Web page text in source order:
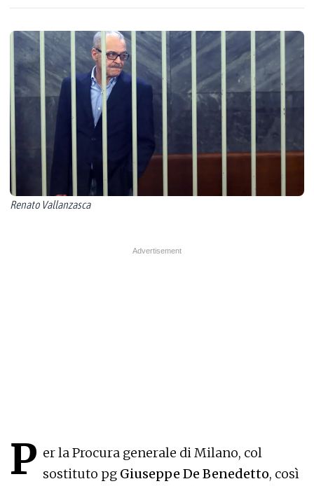
Renato Vallanzasca
P er la Procura generale di Milano, col
sostituto pg Giuseppe De Benedetto, così